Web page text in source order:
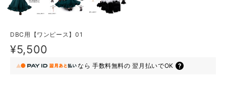
DBC用【ワンピース】01
¥5,500
なら 手数料無料の 翌月払いでOK